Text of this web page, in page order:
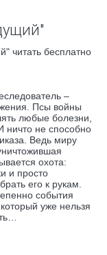
читать бесплатно
–
Псы войны
любые болезни,
ничто не способно
Ведь миру
охота:
и просто
его к рукам.
события
уже нельзя